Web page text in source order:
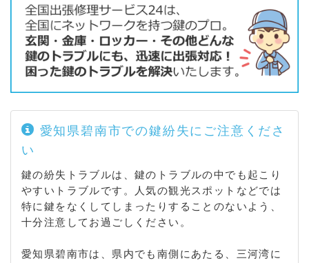
町 / 緑町 / 港本町 / 三宅町 / 宮後町 / 宮町 / 桃山町 /
屋敷町 / 矢縄町 / 山神町 / 山下町 / 弥生町 / 用久町 /
葭生町 / 流作町 / 六軒町 / 若松町 / 若水町 / 若宮町 /
鷲塚町 / 鷲林町
愛知県碧南市での鍵紛失にご注意くださ
い
鍵の紛失トラブルは、鍵のトラブルの中でも起こり
やすいトラブルです。人気の観光スポットなどでは
特に鍵をなくしてしまったりすることのないよう、
十分注意してお過ごしください。
愛知県碧南市は、県内でも南側にあたる、三河湾に